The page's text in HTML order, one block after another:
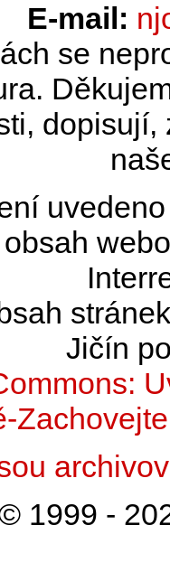
E-mail:
se
Jičín
1999 -